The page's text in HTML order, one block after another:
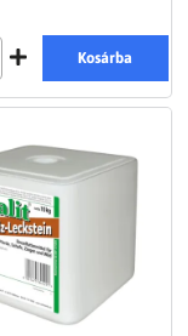
Kosárba